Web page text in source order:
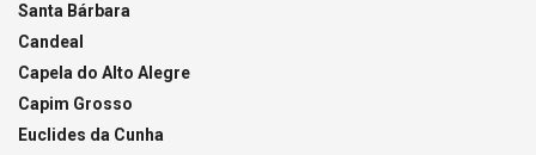
Santa Bárbara
Candeal
Capela do Alto Alegre
Capim Grosso
Euclides da Cunha